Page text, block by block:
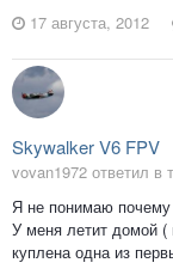
17 августа, 2012
Skywalker V6 FPV
vovan1972 ответил в
Я не понимаю
У меня летит домой
куплена одна из